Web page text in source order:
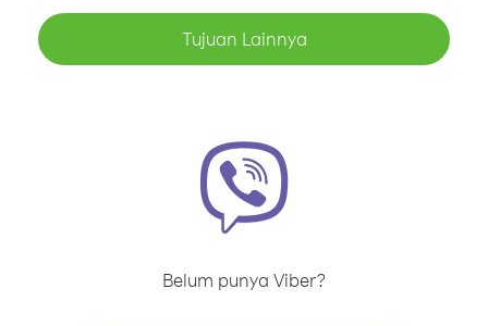
Tujuan Lainnya
Belum punya Viber?